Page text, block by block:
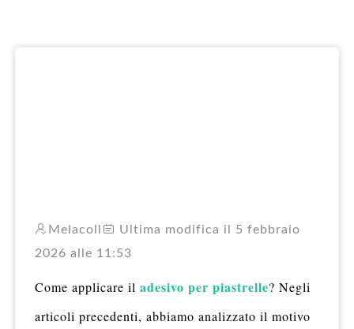
Melacoll
Ultima modifica il 5 febbraio
2026 alle 11:53
Come applicare il adesivo per piastrelle? Negli
articoli precedenti, abbiamo analizzato il motivo